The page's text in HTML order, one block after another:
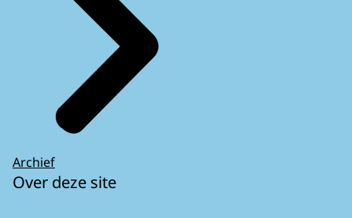
Archief
Over deze site